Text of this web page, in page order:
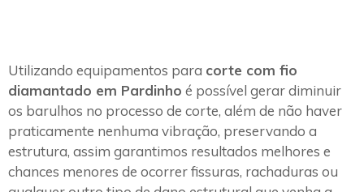
Utilizando equipamentos para corte com fio
diamantado em Pardinho é possível gerar diminuir
os barulhos no processo de corte, além de não haver
praticamente nenhuma vibração, preservando a
estrutura, assim garantimos resultados melhores e
chances menores de ocorrer fissuras, rachaduras ou